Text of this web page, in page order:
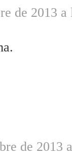
de 2013 a
de 2013